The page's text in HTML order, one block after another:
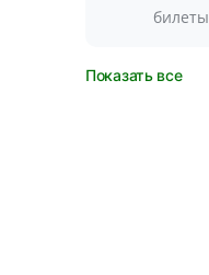
билеты
Показать все